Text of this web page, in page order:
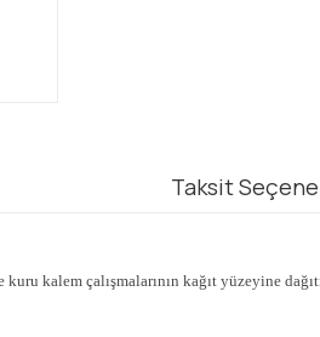
Taksit
kalem çalışmalarının kağıt yüzeyine